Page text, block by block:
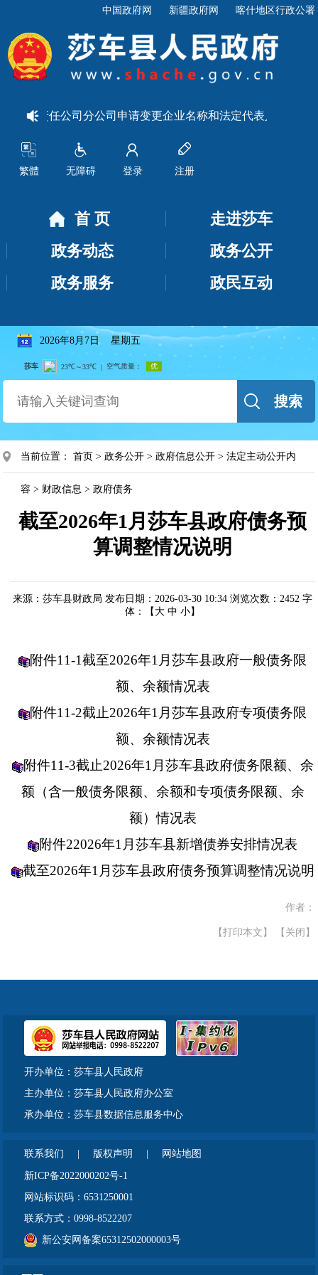
中国政府网 新疆政府网 喀什地区行政公署
有限责任公司分公司申请变更企业名称和法定代表人的公示
繁體 无障碍 登录 注册
首 页
走进莎车
政务动态
政务公开
政务服务
政民互动
2026年8月7日 星期五
搜索
当前位置：首页 >政务公开 >政府信息公开 >法定主动公开内
容 > 财政信息 >政府债务
截至2026年1月莎车县政府债务预
算调整情况说明
来源：莎车县财政局 发布日期：2026-03-30 10:34 浏览次数： 2452 字
体：【 大 中 小】
附件11-1截至2026年1月莎车县政府一般债务限
额、余额情况表
附件11-2截止2026年1月莎车县政府专项债务限
额、余额情况表
附件11-3截止2026年1月莎车县政府债务限额、余
额（含一般债务限额、余额和专项债务限额、余
额）情况表
附件22026年1月莎车县新增债券安排情况表
截至2026年1月莎车县政府债务预算调整情况说明
作者：
【打印本文】 【关闭】
开办单位：莎车县人民政府
主办单位：莎车县人民政府办公室
承办单位：莎车县数据信息服务中心
联系我们 版权声明 网站地图
新ICP备2022000202号-1
网站标识码：6531250001
联系方式：0998-8522207
新公安网备案65312502000003号